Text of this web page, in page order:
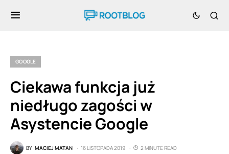
GOOGLE
Ciekawa funkcja już
niedługo zagości w
Asystencie Google
BY MACIEJ MATAN 16 LISTOPADA 2019
2 MINUTE READ